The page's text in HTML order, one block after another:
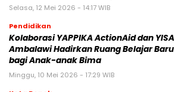
Selasa, 12 Mei 2026 - 14:17 WIB
Pendidikan
Kolaborasi YAPPIKA ActionAid dan YISA
Ambalawi Hadirkan Ruang Belajar Baru
bagi Anak-anak Bima
Minggu, 10 Mei 2026 - 17:29 WIB